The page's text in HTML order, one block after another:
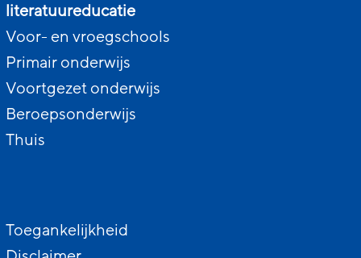
literatuureducatie
Voor- en vroegschools
Primair onderwijs
Voortgezet onderwijs
Beroepsonderwijs
Thuis
Toegankelijkheid